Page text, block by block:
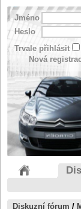
Jméno
Heslo
Trvale přihlásit
Nová
Diskuzní fórum /